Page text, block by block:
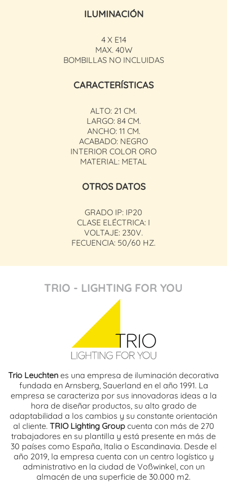
ILUMINACIÓN
4 X E14
MAX. 40W
BOMBILLAS NO INCLUIDAS
CARACTERÍSTICAS
ALTO: 21 CM.
LARGO: 84 CM.
ANCHO: 11 CM.
ACABADO: NEGRO
INTERIOR COLOR ORO
MATERIAL: METAL
OTROS DATOS
GRADO IP: IP20
CLASE ELÉCTRICA: I
VOLTAJE: 230V.
FECUENCIA: 50/60 HZ.
TRIO - LIGHTING FOR YOU
Trio Leuchten es una empresa de iluminación decorativa
fundada en Arnsberg, Sauerland en el año 1991. La
empresa se caracteriza por sus innovadoras ideas a la
hora de diseñar productos, su alto grado de
adaptabilidad a los cambios y su constante orientación
al cliente. TRIO Lighting Groupcuenta con más de 270
trabajadores en su plantilla y está presente en más de
30 países como España, Italia o Escandinavia. Desde el
año 2019, la empresa cuenta con un centro logístico y
administrativo en la ciudad de Voßwinkel, con un
almacén de una superficie de 30.000 m2.